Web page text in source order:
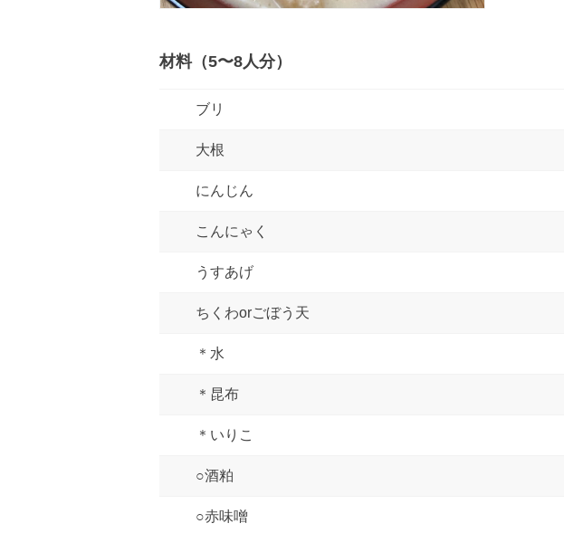
材料（5〜8人分）
ブリ
大根
にんじん
こんにゃく
うすあげ
ちくわorごぼう天
＊水
＊昆布
＊いりこ
○酒粕
○赤味噌